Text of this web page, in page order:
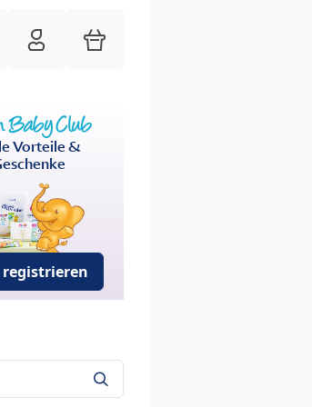
HiPP Mein Babyclub
Warenkorb
Vorteile &
registrieren